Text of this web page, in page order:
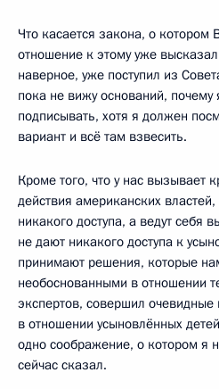
Что касается закона, о котором
отношение к этому уже
наверное, уже поступил из
пока не вижу оснований,
подписывать, хотя я должен
вариант и всё там взвесить.
Кроме того, что у нас вызывает
действия американских
никакого доступа, а ведут
не дают никакого доступа к
принимают решения, которые
необоснованными в отношении
экспертов, совершил очевидные
в отношении усыновлённых
одно соображение, о котором я
сейчас сказал.